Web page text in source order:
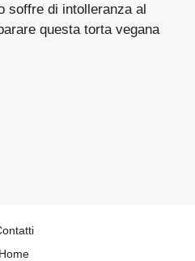
soffre di intolleranza al
questa torta vegana
Home